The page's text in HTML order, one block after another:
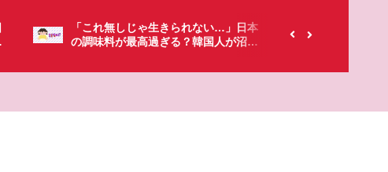
【韓国にもあるのに…】なぜ日本のセ
ブンイレブンが韓国人に人気なの？